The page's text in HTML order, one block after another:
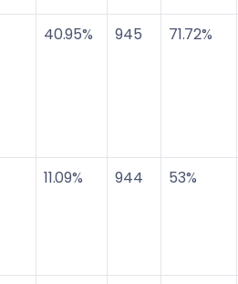
40.95% 945 71.72%
11.09% 944 53%